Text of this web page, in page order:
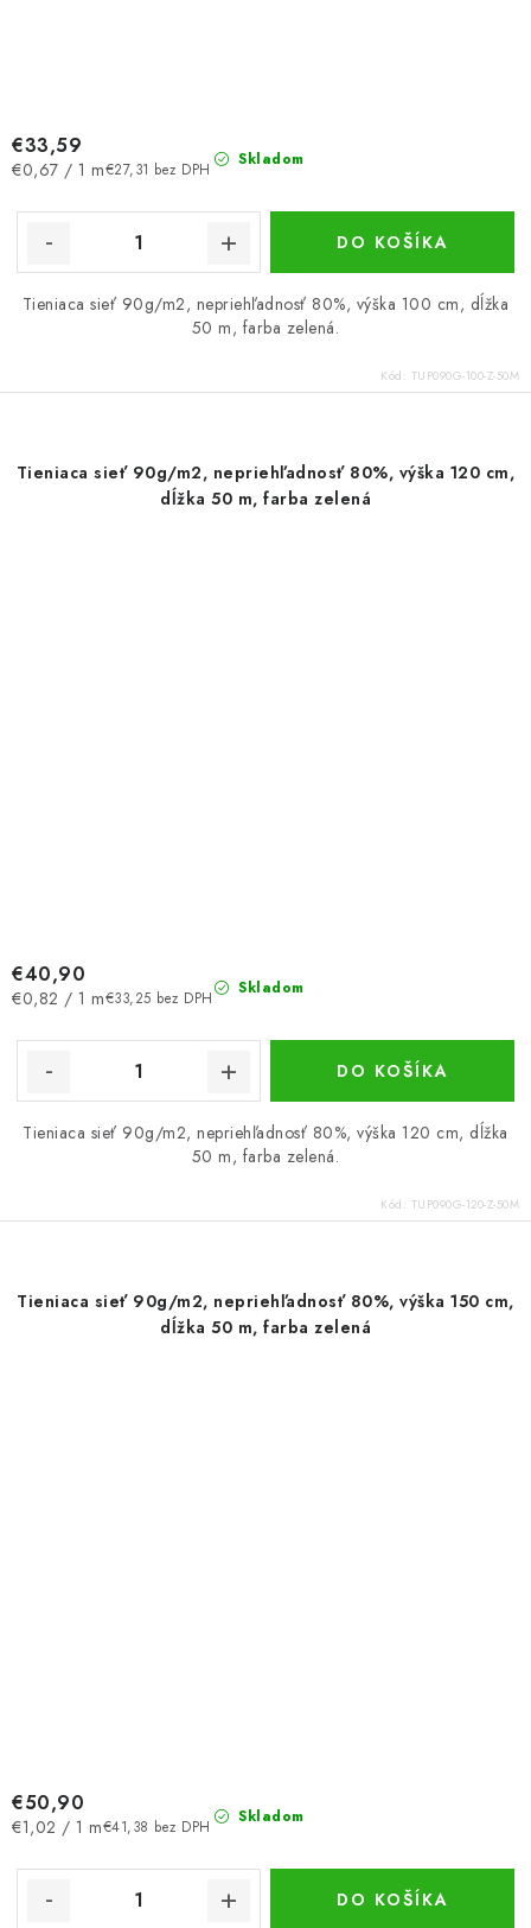
Skladom
€27,31 bez DPH
€33,59
Jednotková
€0,67 / 1 m
DO KOŠÍKA
Tieniaca sieť 90g/m2, nepriehľadnosť 80%, výška 100 cm, dĺžka
50 m, farba zelená.
Kód: TUP090G-100-Z-50M
Tieniaca sieť 90g/m2, nepriehľadnosť 80%, výška 120 cm,
dĺžka 50 m, farba zelená
Skladom
€33,25 bez DPH
€40,90
Jednotková
€0,82 / 1 m
DO KOŠÍKA
Tieniaca sieť 90g/m2, nepriehľadnosť 80%, výška 120 cm, dĺžka
50 m, farba zelená.
Kód: TUP090G-120-Z-50M
Tieniaca sieť 90g/m2, nepriehľadnosť 80%, výška 150 cm,
dĺžka 50 m, farba zelená
Skladom
€41,38 bez DPH
€50,90
Jednotková
€1,02 / 1 m
DO KOŠÍKA